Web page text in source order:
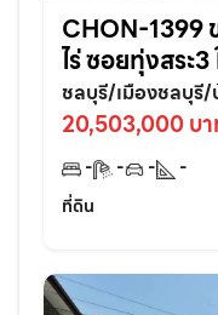
CHON-1399
ไร่ ซอยทุ่งสระ
950เมตร อ.เมื
ชลบุรี/เมืองชลบุรี/
20,503,000 บ
- - -
-
ที่ดิน